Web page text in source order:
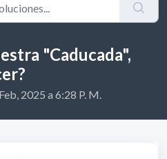
"Caducada",
2025 a 6:28 P. M.